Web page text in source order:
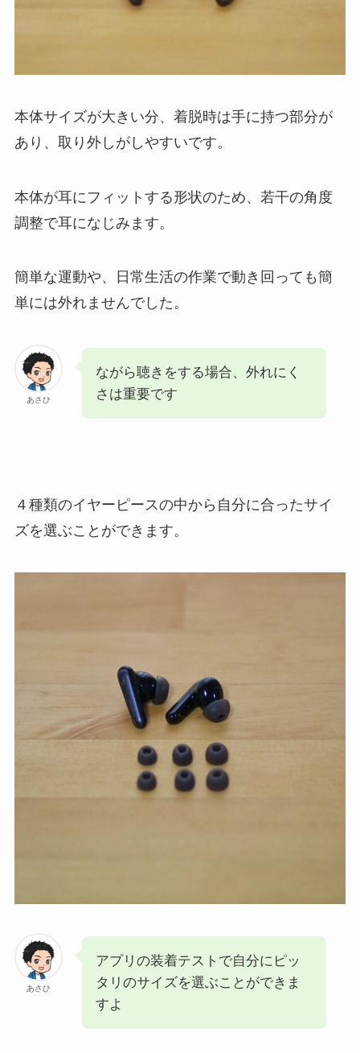
本体サイズが大きい分、着脱時は手に持つ部分が
あり、取り外しがしやすいです。
本体が耳にフィットする形状のため、若干の角度
調整で耳になじみます。
簡単な運動や、日常生活の作業で動き回っても簡
単には外れませんでした。
あさひ
ながら聴きをする場合、外れにく
さは重要です
４種類のイヤーピースの中から自分に合ったサイ
ズを選ぶことができます。
あさひ
アプリの装着テストで自分にピッ
タリのサイズを選ぶことができま
すよ